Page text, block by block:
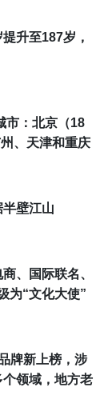
升至187岁，
市： 北京（18
、天津和重庆
壁江山
、国际联名、
为“文化大使”
牌新上榜，涉
领域，地方老